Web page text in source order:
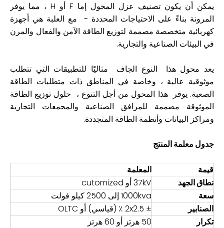
يمكن أن يكون تصنيف عزل المحول إما F أو H ، مما يوفر
المرونة بناءً على الاحتياجات المحددة - مع العلبة هي أجهزة
كهربائية متخصصة مصممة لتوزيع الطاقة الآمن والفعال والمرن
في البيئات الصناعية والتجارية.
يعد محول هذا النوع الجاف مثاليًا للتطبيقات التي تتطلب
موثوقية عالية ، وخاصة في المناطق ذات متطلبات الطاقة
الصعبة. يوفر هذا المحول من أجل التنوع ، حلول توزيع الطاقة
الموثوقة مصممة للمرافق الصناعية والمجمعات التجارية
ومراكز البيانات وأنظمة الطاقة المتجددة.
جدول معلمة المنتج
قيمة
المعلمة
نطاق الجهد
37kV أو cutomized
سعة
1000kva إلى 2500 كيلو فولت
الصنابير
± 2x2.5 ٪ (قياسي) أو OLTC
تكرار
50 هرتز أو 60 هرتز